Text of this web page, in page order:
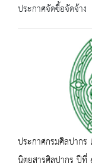
ประกาศจัดซื้อจัดจ้าง
ประกาศกรมศิลปากร